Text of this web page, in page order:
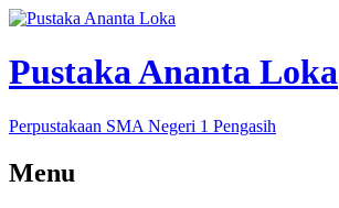
Pustaka Ananta Loka
Perpustakaan SMA Negeri 1 Pengasih
Menu